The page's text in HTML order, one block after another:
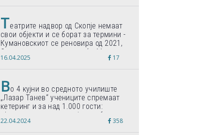
Театрите надвор од Скопје немаат
свои објекти и се борат за термини -
Кумановскиот се реновира од 2021,
Струмичкиот се гради веќе 11 години
16.04.2025 17
Во 4 кујни во средното училиште
„Лазар Танев“ учениците спремаат
кетеринг и за над 1.000 гости:
„Формиравме компанија и работиме
по светски стандарди“
22.04.2024 358